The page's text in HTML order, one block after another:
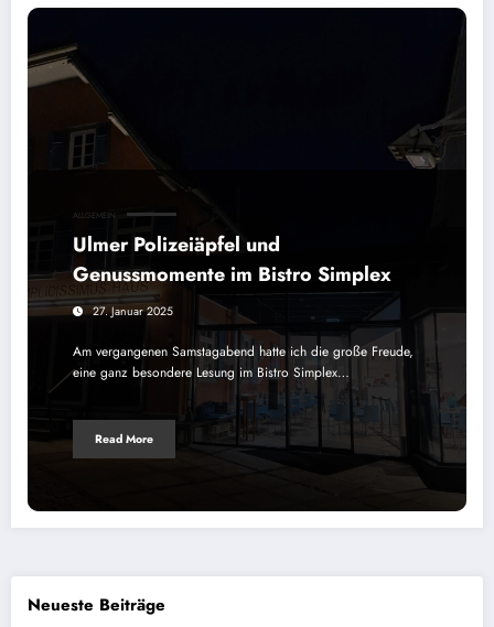
Ulmer Polizeiäpfel und Genussmomente im Bistro Simplex
ALLGEMEIN
Ulmer Polizeiäpfel und
Genussmomente im Bistro Simplex
27. Januar 2025
Am vergangenen Samstagabend hatte ich die große Freude,
eine ganz besondere Lesung im Bistro Simplex…
Read More
Neueste Beiträge